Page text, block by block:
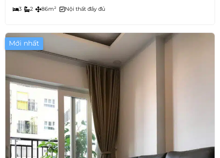
3 2 86m² Nội thất đầy đủ
Mới nhất